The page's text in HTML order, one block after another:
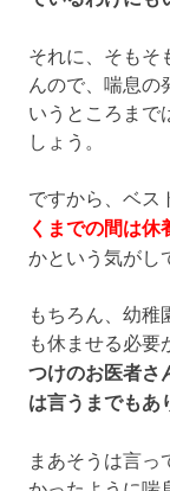
それに、そもそ
んので、喘息の
いうところまで
しょう。
ですから、ベス
くまでの間は休
かという気がし
もちろん、幼稚
も休ませる必要
つけのお医者さ
は言うまでもあ
まあそうは言っ